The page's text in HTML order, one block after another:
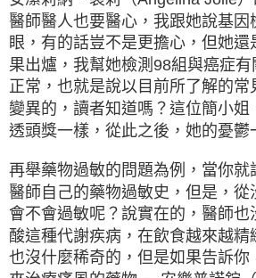
醫師醫人也要醫心，我跟她說基因
眼，有的話豈不是更擔心，但她還
果出爐，我幫她檢測98組與癌症
正常，也就是說以目前所了解的常
變異的，讀者知道嗎？這位簡小姐
透頭獎一樣，從此之後，她的憂鬱
再舉藥物過敏的問題為例，當你就
醫師自己的藥物過敏史，但是，從
會不會過敏呢？說實在的，醫師也
酸這種代謝疾病，在飲食越來越精
也沒什麼稀奇的，但是如果告訴你